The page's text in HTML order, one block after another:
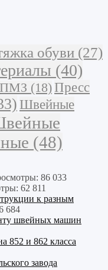
обуви (27)
(40)
ПМЗ (18) Пресс
Швейные
(48)
86 033
62 811
к разным
684
швейных машин
852 и 862 класса
завода